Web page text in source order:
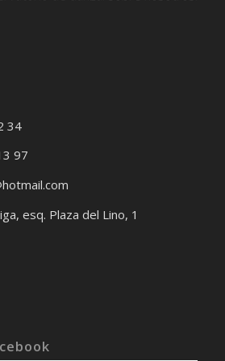
34
97
esq. Plaza del Lino, 1